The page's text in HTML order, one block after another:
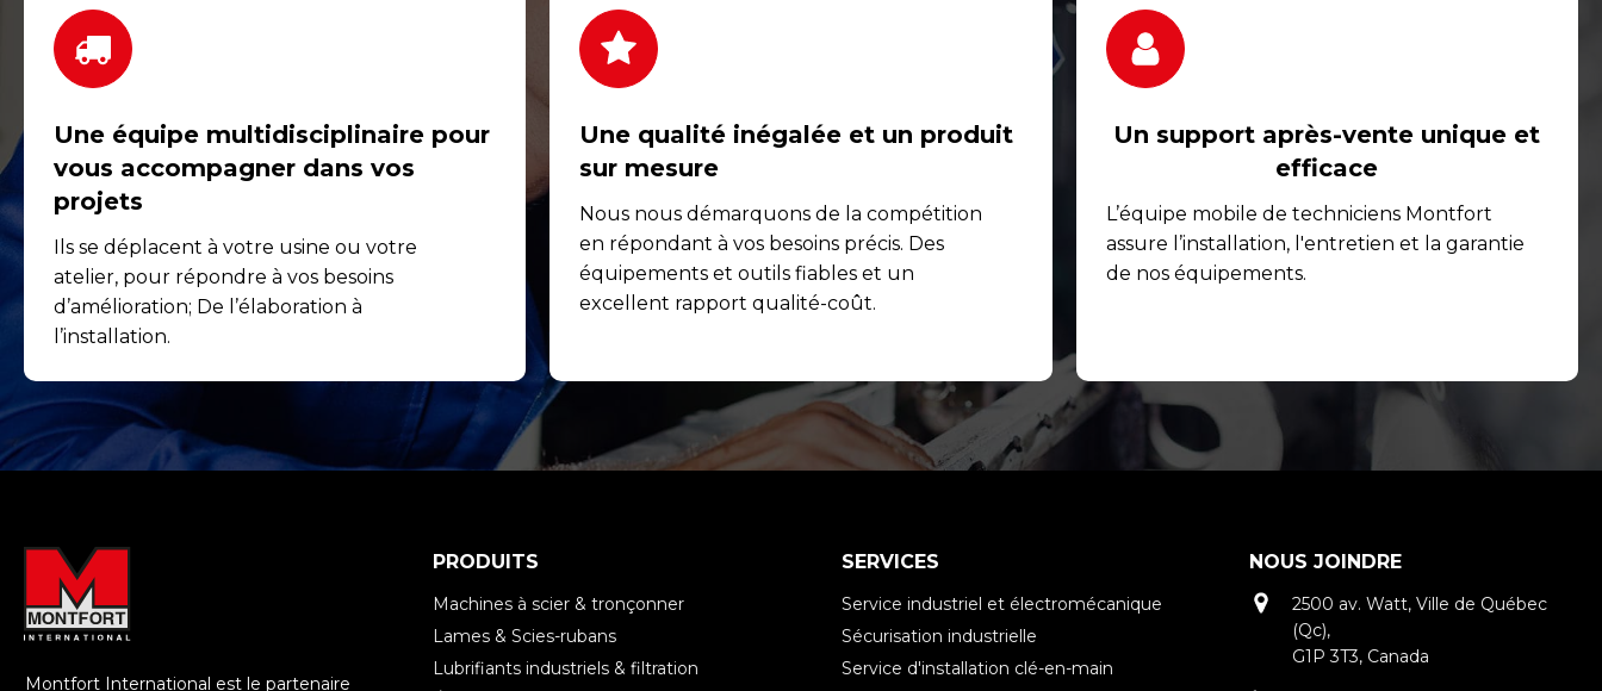
Une équipe multidisciplinaire pour
vous accompagner dans vos
projets
Ils se déplacent à votre usine ou votre
atelier, pour répondre à vos besoins
d’amélioration; De l’élaboration à
l’installation.
Une qualité inégalée et un produit
sur mesure
Nous nous démarquons de la compétition
en répondant à vos besoins précis. Des
équipements et outils fiables et un
excellent rapport qualité-coût.
Un support après-vente unique et
efficace
L’équipe mobile de techniciens Montfort
assure l’installation, l'entretien et la garantie
de nos équipements.
Montfort International est le partenaire
PRODUITS
Machines à scier & tronçonner
Lames & Scies-rubans
Lubrifiants industriels & filtration
SERVICES
Service industriel et électromécanique
Sécurisation industrielle
Service d'installation clé-en-main
NOUS JOINDRE
2500 av. Watt, Ville de Québec
(Qc),
G1P 3T3, Canada